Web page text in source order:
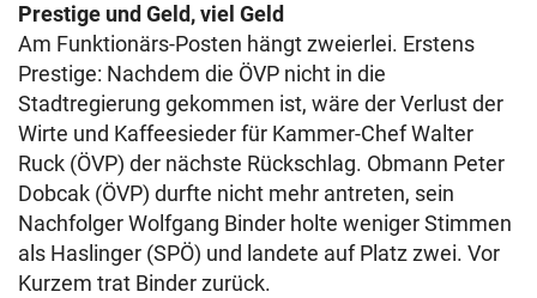
Prestige und Geld, viel Geld
Am Funktionärs-Posten hängt zweierlei. Erstens
Prestige: Nachdem die ÖVP nicht in die
Stadtregierung gekommen ist, wäre der Verlust der
Wirte und Kaffeesieder für Kammer-Chef Walter
Ruck (ÖVP) der nächste Rückschlag. Obmann Peter
Dobcak (ÖVP) durfte nicht mehr antreten, sein
Nachfolger Wolfgang Binder holte weniger Stimmen
als Haslinger (SPÖ) und landete auf Platz zwei. Vor
Kurzem trat Binder zurück.